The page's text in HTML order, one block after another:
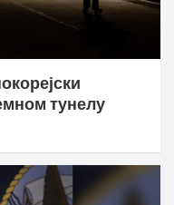
тунелу